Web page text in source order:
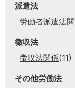
派遣法
労働者派遣法
徴収法
徴収法関係(11)
その他労働法